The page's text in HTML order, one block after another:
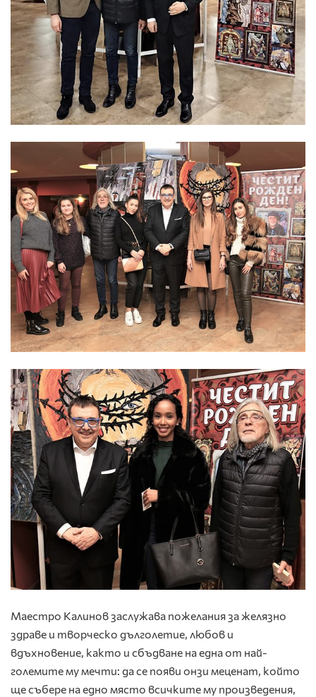
Маестро Калинов заслужава пожелания за желязно
здраве и творческо дълголетие, любов и
вдъхновение, както и сбъдване на една от най-
големите му мечти: да се появи онзи меценат, който
ще събере на едно място всичките му произведения,